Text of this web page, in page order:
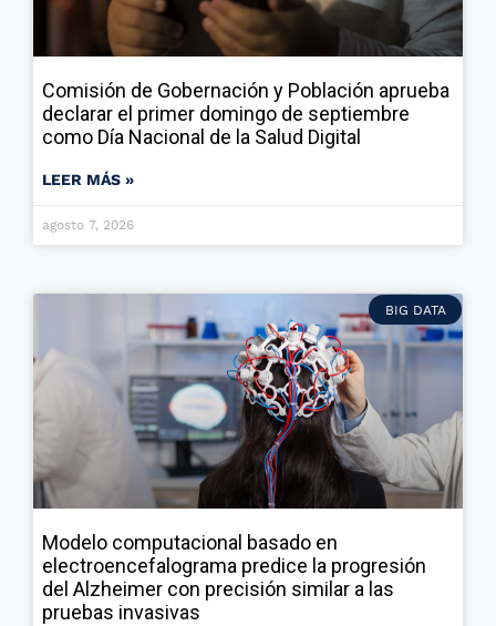
Comisión de Gobernación y Población aprueba
declarar el primer domingo de septiembre
como Día Nacional de la Salud Digital
LEER MÁS »
agosto 7, 2026
BIG DATA
Modelo computacional basado en
electroencefalograma predice la progresión
del Alzheimer con precisión similar a las
pruebas invasivas